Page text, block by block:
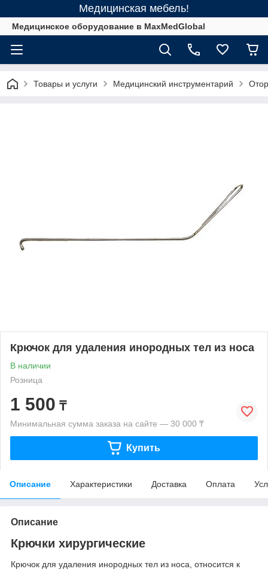
Медицинская мебель!
Медицинское оборудование в MaxMedGlobal
Товары и услуги Медицинский инструментарий
Крючок для удаления инородных тел из носа
В наличии
Розница
1 500 ₸
Минимальная сумма заказа на сайте — 30 000 ₸
Купить
Описание Характеристики Доставка Оплата
Описание
Крючки хирургические
Крючок для удаления инородных тел из носа, относится к